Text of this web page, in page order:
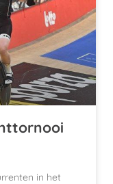
in het